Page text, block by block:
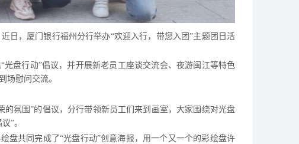
近日 ， 厦门银行福州分行举办“欢迎入行， 带您入团”主题团日活
“光盘行动”倡议 ，并开展新老员工座谈交流会、夜游闽江等特色
场慰问交流。
的氛围”的倡议 ， 分行带领新员工们来到画室 ， 大家围绕对光盘
”。
盘共同完成了“光盘行动”创意海报 ， 用一个又一个的彩绘盘许